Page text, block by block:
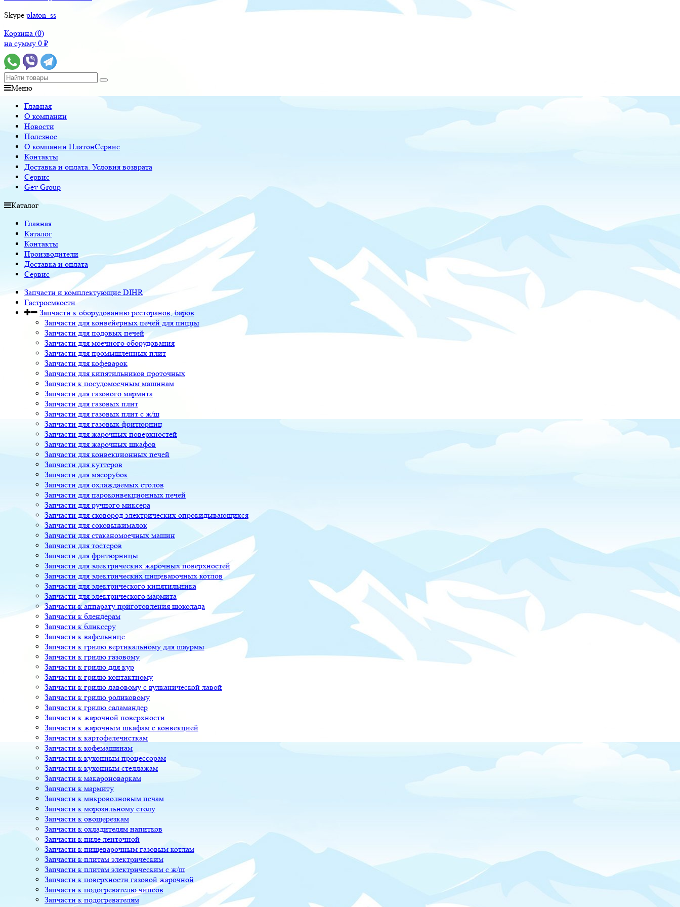
Skype platon_ss
Корзина (0)
на сумму 0 ₽
Меню
Главная
О компании
Новости
Полезное
О компании ПлатонСервис
Контакты
Доставка и оплата. Условия возврата
Сервис
Gev Group
Каталог
Главная
Каталог
Контакты
Производители
Доставка и оплата
Сервис
Запчасти и комплектующие DIHR
Гастроемкости
Запчасти к оборудованию ресторанов, баров
Запчасти для конвейерных печей для пиццы
Запчасти для подовых печей
Запчасти для моечного оборудования
Запчасти для промышленных плит
Запчасти для кофеварок
Запчасти для кипятильников проточных
Запчасти к посудомоечным машинам
Запчасти для газового мармита
Запчасти для газовых плит
Запчасти для газовых плит с ж/ш
Запчасти для газовых фритюрниц
Запчасти для жарочных поверхностей
Запчасти для жарочных шкафов
Запчасти для конвекционных печей
Запчасти для куттеров
Запчасти для мясорубок
Запчасти для охлаждаемых столов
Запчасти для пароконвекционных печей
Запчасти для ручного миксера
Запчасти для сковород электрических опрокидывающихся
Запчасти для соковыжималок
Запчасти для стаканомоечных машин
Запчасти для тостеров
Запчасти для фритюрницы
Запчасти для электрических жарочных поверхностей
Запчасти для электрических пищеварочных котлов
Запчасти для электрического кипятильника
Запчасти для электрического мармита
Запчасти к аппарату приготовления шоколада
Запчасти к блендерам
Запчасти к бликсеру
Запчасти к вафельнице
Запчасти к грилю вертикальному для шаурмы
Запчасти к грилю газовому
Запчасти к грилю для кур
Запчасти к грилю контактному
Запчасти к грилю лавовому с вулканической лавой
Запчасти к грилю роликовому
Запчасти к грилю саламандер
Запчасти к жарочной поверхности
Запчасти к жарочным шкафам с конвекцией
Запчасти к картофелечисткам
Запчасти к кофемашинам
Запчасти к кухонным процессорам
Запчасти к кухонным стеллажам
Запчасти к макароноваркам
Запчасти к мармиту
Запчасти к микроволновым печам
Запчасти к морозильному столу
Запчасти к овощерезкам
Запчасти к охладителям напитков
Запчасти к пиле ленточной
Запчасти к пищеварочным газовым котлам
Запчасти к плитам электрическим
Запчасти к плитам электрическим с ж/ш
Запчасти к поверхности газовой жарочной
Запчасти к подогревателю чипсов
Запчасти к подогревателям